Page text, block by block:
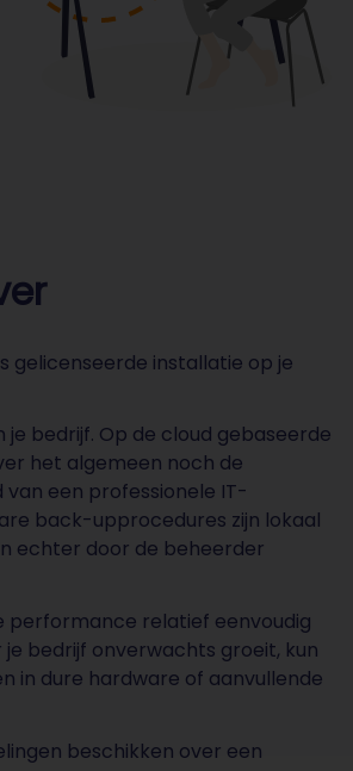
gelicenseerde installatie op je
bedrijf. Op de cloud gebaseerde
het algemeen noch de
een professionele IT-
back-upprocedures zijn lokaal
echter door de beheerder
performance relatief eenvoudig
bedrijf onverwachts groeit, kun
in dure hardware of aanvullende
beschikken over een